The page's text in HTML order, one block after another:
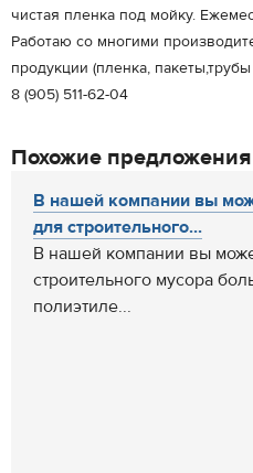
чистая пленка под мойку.
Работаю со многими
продукции (пленка, пакеты,трубы
8 (905) 511-62-04
Похожие предложения
В нашей компании вы
для строительного...
В нашей компании вы
строительного мусора
полиэтиле...